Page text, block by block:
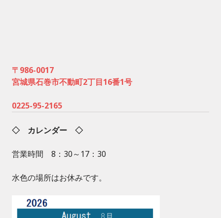
〒986-0017
宮城県石巻市不動町2丁目16番1号
0225-95-2165
◇ カレンダー ◇
営業時間 8：30～17：30
水色の場所はお休みです。